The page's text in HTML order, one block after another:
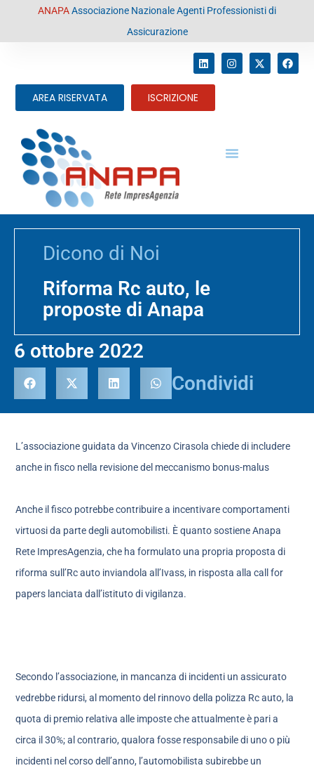
contenutoANAPAAssociazione Nazionale Agenti Professionisti di
Assicurazione
AREA RISERVATA ISCRIZIONE
Dicono di Noi
Riforma Rc auto, le
proposte di Anapa
6 ottobre 2022
Condividi
L’associazione guidata da Vincenzo Cirasola chiede di includere
anche in fisco nella revisione del meccanismo bonus-malus
Anche il fisco potrebbe contribuire a incentivare comportamenti
virtuosi da parte degli automobilisti. È quanto sostiene Anapa
Rete ImpresAgenzia, che ha formulato una propria proposta di
riforma sull’Rc auto inviandola all’Ivass, in risposta alla call for
papers lanciata dall’istituto di vigilanza.
Secondo l’associazione, in mancanza di incidenti un assicurato
vedrebbe ridursi, al momento del rinnovo della polizza Rc auto, la
quota di premio relativa alle imposte che attualmente è pari a
circa il 30%; al contrario, qualora fosse responsabile di uno o più
incidenti nel corso dell’anno, l’automobilista subirebbe un